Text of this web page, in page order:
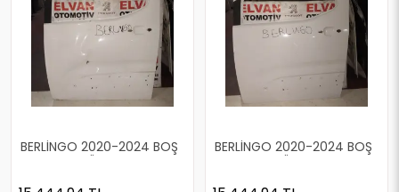
BERLİNGO 2020-2024 BOŞ
BEYAZ SOL ÖN KAPI
BERLİNGO 2020-2024 BOŞ
BEYAZ SOL ÖN KAPI